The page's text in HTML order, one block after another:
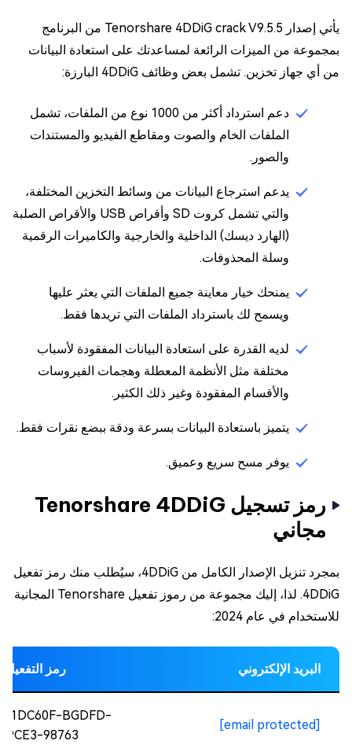
يأتي إصدار Tenorshare 4DDiG crack V9.5.5 من البرنامج
بمجموعة من الميزات الرائعة لمساعدتك على استعادة البيانات
من أي جهاز تخزين. تشمل بعض وظائف 4DDiG البارزة:
دعم استرداد أكثر من 1000 نوع من الملفات، تشمل
الملفات الخام والصوت ومقاطع الفيديو والمستندات
والصور.
يدعم استرجاع البيانات من وسائط التخزين المختلفة،
والتي تشمل كروت SD وأقراص USB والأقراص الصلبة
(الهارد ديسك) الداخلية والخارجية والكاميرات الرقمية
وسلة المحذوفات.
يمنحك خيار معاينة جميع الملفات التي يعثر عليها
ويسمح لك باسترداد الملفات التي تريدها فقط.
لديه القدرة على استعادة البيانات المفقودة لأسباب
مختلفة مثل الأنظمة المعطلة وهجمات الفيروسات
والأقسام المفقودة وغير ذلك الكثير.
يتميز باستعادة البيانات بسرعة ودقة ببضع نقرات فقط.
يوفر مسح سريع وعميق.
رمز تسجيل Tenorshare 4DDiG
مجاني
بمجرد تنزيل الإصدار الكامل من 4DDiG، سيُطلب منك رمز تفعيل
4DDiG. لذا، إليك مجموعة من رموز تفعيل Tenorshare المجانية
للاستخدام في عام 2024:
البريد الإلكتروني رمز التفعيل
[email protected]
1DC60F-BGDFD-
98763